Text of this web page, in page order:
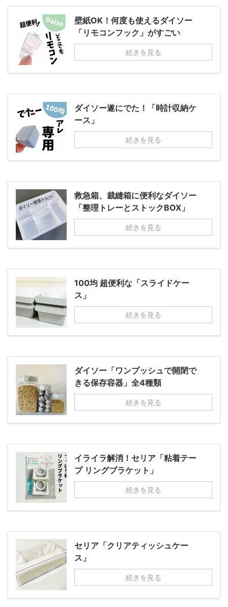
壁紙OK！何度も使えるダイソー
「リモコンフック」がすごい
続きを見る
ダイソー遂にでた！「時計収納ケ
ース」
続きを見る
救急箱、裁縫箱に便利なダイソー
「整理トレーとストックBOX」
続きを見る
100均 超便利な「スライドケー
ス」
続きを見る
ダイソー「ワンプッシュで開閉で
きる保存容器」全4種類
続きを見る
イライラ解消！セリア「粘着テー
プ リングブラケット」
続きを見る
セリア「クリアティッシュケー
ス」
続きを見る